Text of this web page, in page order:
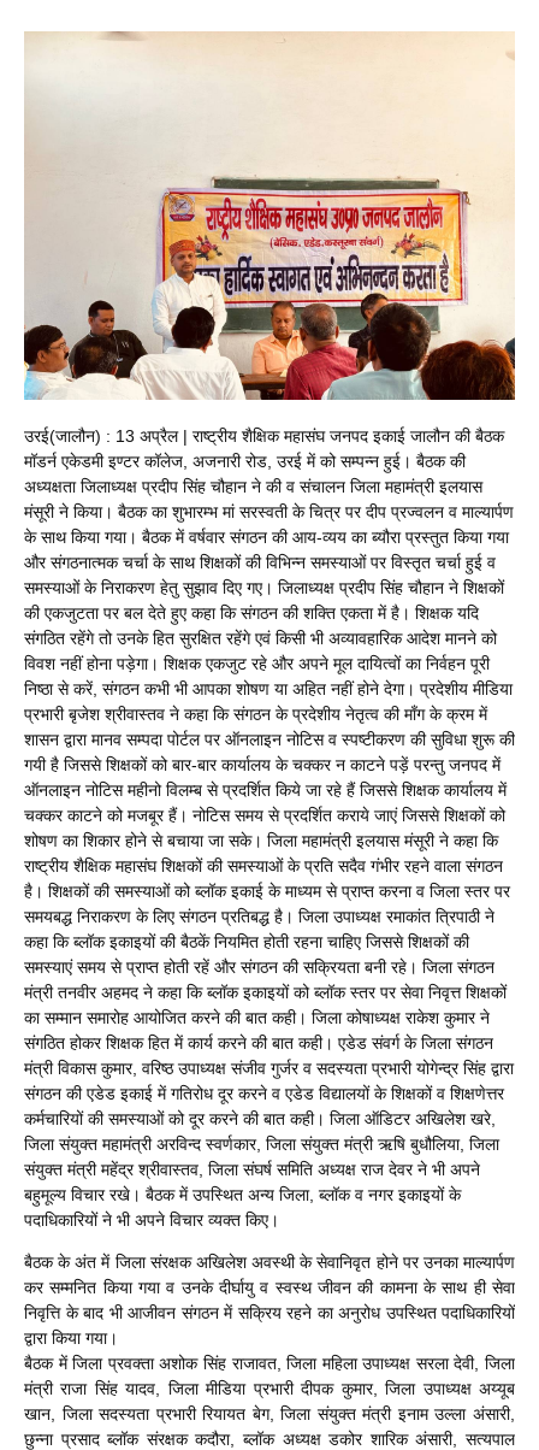
उरई(जालौन) : 13 अप्रैल | राष्ट्रीय शैक्षिक महासंघ जनपद इकाई जालौन की बैठक
मॉडर्न एकेडमी इण्टर कॉलेज, अजनारी रोड, उरई में को सम्पन्न हुई। बैठक की
अध्यक्षता जिलाध्यक्ष प्रदीप सिंह चौहान ने की व संचालन जिला महामंत्री इलयास
मंसूरी ने किया। बैठक का शुभारम्भ मां सरस्वती के चित्र पर दीप प्रज्वलन व माल्यार्पण
के साथ किया गया। बैठक में वर्षवार संगठन की आय-व्यय का ब्यौरा प्रस्तुत किया गया
और संगठनात्मक चर्चा के साथ शिक्षकों की विभिन्न समस्याओं पर विस्तृत चर्चा हुई व
समस्याओं के निराकरण हेतु सुझाव दिए गए। जिलाध्यक्ष प्रदीप सिंह चौहान ने शिक्षकों
की एकजुटता पर बल देते हुए कहा कि संगठन की शक्ति एकता में है। शिक्षक यदि
संगठित रहेंगे तो उनके हित सुरक्षित रहेंगे एवं किसी भी अव्यावहारिक आदेश मानने को
विवश नहीं होना पड़ेगा। शिक्षक एकजुट रहे और अपने मूल दायित्वों का निर्वहन पूरी
निष्ठा से करें, संगठन कभी भी आपका शोषण या अहित नहीं होने देगा। प्रदेशीय मीडिया
प्रभारी बृजेश श्रीवास्तव ने कहा कि संगठन के प्रदेशीय नेतृत्व की माँग के क्रम में
शासन द्वारा मानव सम्पदा पोर्टल पर ऑनलाइन नोटिस व स्पष्टीकरण की सुविधा शुरू की
गयी है जिससे शिक्षकों को बार-बार कार्यालय के चक्कर न काटने पड़ें परन्तु जनपद में
ऑनलाइन नोटिस महीनो विलम्ब से प्रदर्शित किये जा रहे हैं जिससे शिक्षक कार्यालय में
चक्कर काटने को मजबूर हैं। नोटिस समय से प्रदर्शित कराये जाएं जिससे शिक्षकों को
शोषण का शिकार होने से बचाया जा सके। जिला महामंत्री इलयास मंसूरी ने कहा कि
राष्ट्रीय शैक्षिक महासंघ शिक्षकों की समस्याओं के प्रति सदैव गंभीर रहने वाला संगठन
है। शिक्षकों की समस्याओं को ब्लॉक इकाई के माध्यम से प्राप्त करना व जिला स्तर पर
समयबद्ध निराकरण के लिए संगठन प्रतिबद्ध है। जिला उपाध्यक्ष रमाकांत त्रिपाठी ने
कहा कि ब्लॉक इकाइयों की बैठकें नियमित होती रहना चाहिए जिससे शिक्षकों की
समस्याएं समय से प्राप्त होती रहें और संगठन की सक्रियता बनी रहे। जिला संगठन
मंत्री तनवीर अहमद ने कहा कि ब्लॉक इकाइयों को ब्लॉक स्तर पर सेवा निवृत्त शिक्षकों
का सम्मान समारोह आयोजित करने की बात कही। जिला कोषाध्यक्ष राकेश कुमार ने
संगठित होकर शिक्षक हित में कार्य करने की बात कही। एडेड संवर्ग के जिला संगठन
मंत्री विकास कुमार, वरिष्ठ उपाध्यक्ष संजीव गुर्जर व सदस्यता प्रभारी योगेन्द्र सिंह द्वारा
संगठन की एडेड इकाई में गतिरोध दूर करने व एडेड विद्यालयों के शिक्षकों व शिक्षणेत्तर
कर्मचारियों की समस्याओं को दूर करने की बात कही। जिला ऑडिटर अखिलेश खरे,
जिला संयुक्त महामंत्री अरविन्द स्वर्णकार, जिला संयुक्त मंत्री ऋषि बुधौलिया, जिला
संयुक्त मंत्री महेंद्र श्रीवास्तव, जिला संघर्ष समिति अध्यक्ष राज देवर ने भी अपने
बहुमूल्य विचार रखे। बैठक में उपस्थित अन्य जिला, ब्लॉक व नगर इकाइयों के
पदाधिकारियों ने भी अपने विचार व्यक्त किए।
बैठक के अंत में जिला संरक्षक अखिलेश अवस्थी के सेवानिवृत होने पर उनका माल्यार्पण
कर सम्मनित किया गया व उनके दीर्घायु व स्वस्थ जीवन की कामना के साथ ही सेवा
निवृत्ति के बाद भी आजीवन संगठन में सक्रिय रहने का अनुरोध उपस्थित पदाधिकारियों
द्वारा किया गया।
बैठक में जिला प्रवक्ता अशोक सिंह राजावत, जिला महिला उपाध्यक्ष सरला देवी, जिला
मंत्री राजा सिंह यादव, जिला मीडिया प्रभारी दीपक कुमार, जिला उपाध्यक्ष अय्यूब
खान, जिला सदस्यता प्रभारी रियायत बेग, जिला संयुक्त मंत्री इनाम उल्ला अंसारी,
छुन्ना प्रसाद ब्लॉक संरक्षक कदौरा, ब्लॉक अध्यक्ष डकोर शारिक अंसारी, सत्यपाल